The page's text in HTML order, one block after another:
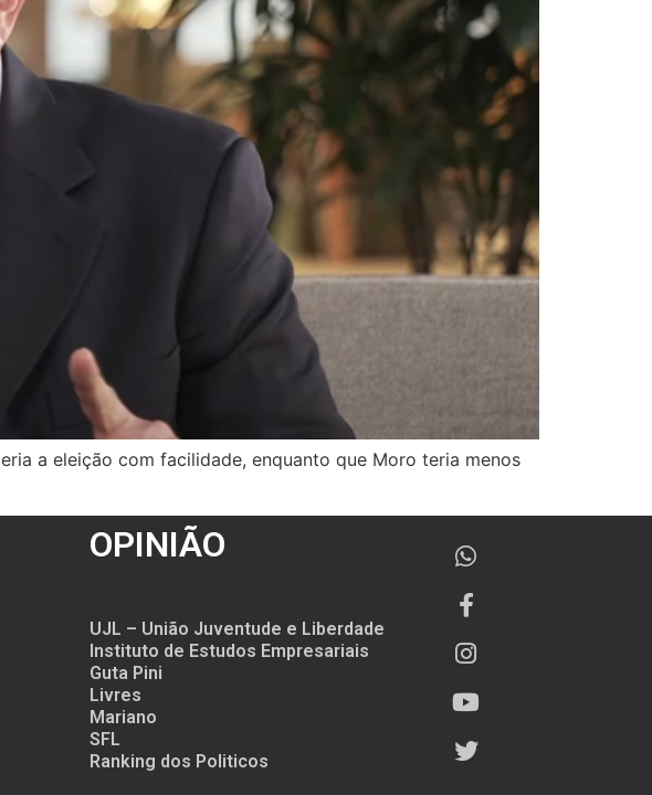
a eleição com facilidade, enquanto que Moro teria menos
OPINIÃO
UJL – União Juventude e Liberdade
Instituto de Estudos Empresariais
Guta Pini
Livres
Mariano
SFL
Ranking dos Politicos